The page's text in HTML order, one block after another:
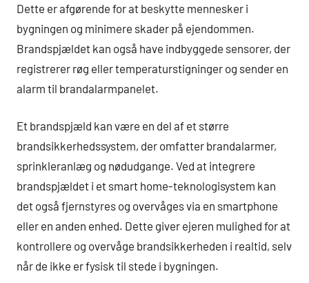
Dette er afgørende for at beskytte mennesker i
bygningen og minimere skader på ejendommen.
Brandspjældet kan også have indbyggede sensorer, der
registrerer røg eller temperaturstigninger og sender en
alarm til brandalarmpanelet.
Et brandspjæld kan være en del af et større
brandsikkerhedssystem, der omfatter brandalarmer,
sprinkleranlæg og nødudgange. Ved at integrere
brandspjældet i et smart home-teknologisystem kan
det også fjernstyres og overvåges via en smartphone
eller en anden enhed. Dette giver ejeren mulighed for at
kontrollere og overvåge brandsikkerheden i realtid, selv
når de ikke er fysisk til stede i bygningen.